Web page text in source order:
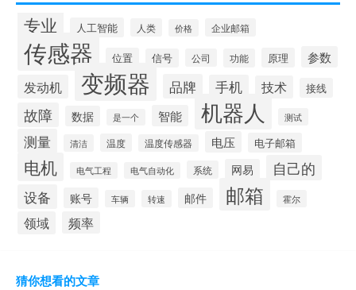
专业 人工智能 人类 价格 企业邮箱
传感器 位置 信号 公司 功能 原理 参数
发动机 变频器 品牌 手机 技术 接线
故障 数据 是一个 智能 机器人 测试
测量 清洁 温度 温度传感器 电压 电子邮箱
电机 电气工程 电气自动化 系统 网易 自己的
设备 账号 车辆 转速 邮件 邮箱 霍尔
领域 频率
猜你想看的文章